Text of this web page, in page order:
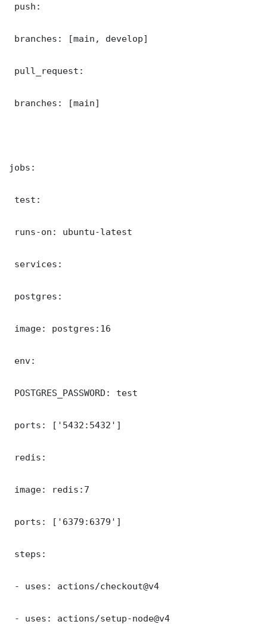
push:
branches: [main, develop]
pull_request:
branches: [main]
jobs:
test:
runs-on: ubuntu-latest
services:
postgres:
image: postgres:16
env:
POSTGRES_PASSWORD: test
ports: ['5432:5432']
redis:
image: redis:7
ports: ['6379:6379']
steps:
- uses: actions/checkout@v4
- uses: actions/setup-node@v4